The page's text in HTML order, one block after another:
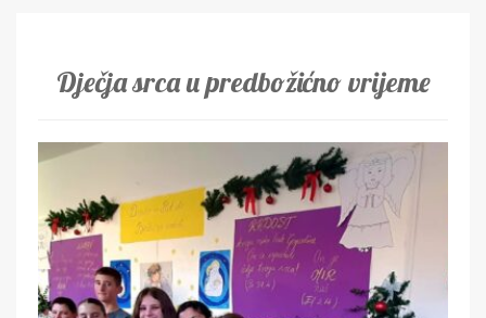
Dječja srca u predbožićno vrijeme